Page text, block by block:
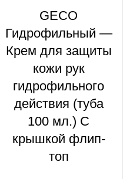
GECO
Гидрофильный —
Крем для защиты
кожи рук
гидрофильного
действия (туба
100 мл.) С
крышкой флип-
топ